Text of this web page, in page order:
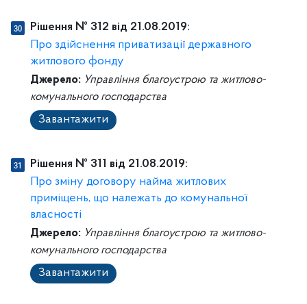
Рішення № 312 від 21.08.2019:
Про здійснення приватизації державного
житлового фонду
Джерело: Управління благоустрою та житлово-
комунального господарства
Завантажити
Рішення № 311 від 21.08.2019:
Про зміну договору найма житлових
приміщень, що належать до комунальної
власності
Джерело: Управління благоустрою та житлово-
комунального господарства
Завантажити